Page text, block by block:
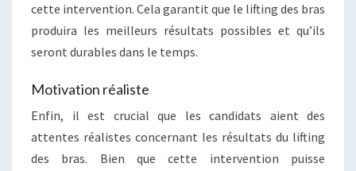
cette intervention. Cela garantit que le lifting des bras
produira les meilleurs résultats possibles et qu’ils
seront durables dans le temps.
Motivation réaliste
Enfin, il est crucial que les candidats aient des
attentes réalistes concernant les résultats du lifting
des bras. Bien que cette intervention puisse